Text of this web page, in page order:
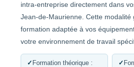
intra-entreprise directement dans
Jean-de-Maurienne. Cette modalité
formation adaptée à vos
votre environnement de travail
✓ Formation théorique :
✓